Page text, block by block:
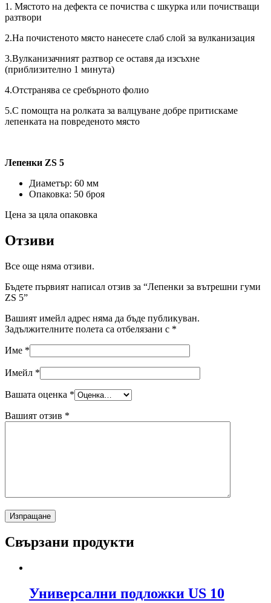
1. Мястото на дефекта се почиства с шкурка или почистващи
разтвори
2.На почистеното място нанесете слаб слой за вулканизация
3.Вулканизачният разтвор се оставя да изсъхне
(приблизително 1 минута)
4.Отстранява се сребърното фолио
5.С помощта на ролката за валцуване добре притискаме
лепенката на повреденото място
Лепенки ZS 5
Диаметър: 60 мм
Опаковка: 50 броя
Цена за цяла опаковка
Отзиви
Все още няма отзиви.
Бъдете първият написал отзив за “Лепенки за вътрешни гуми
ZS 5”
Вашият имейл адрес няма да бъде публикуван.
Задължителните полета са отбелязани с *
Име *
Имейл *
Вашата оценка *
Вашият отзив *
Свързани продукти
Универсални подложки US 10